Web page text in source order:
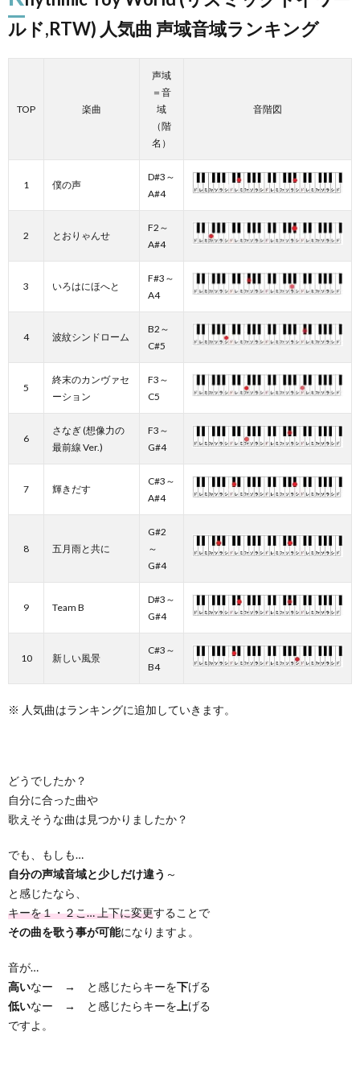
ルド,RTW) 人気曲 声域音域ランキング
TOP 楽曲
声域
＝音
域
（階
名）
音階図
1 僕の声
D#3～
A#4
2 とおりゃんせ
F2～
A#4
3 いろはにほへと
F#3～
A4
4 波紋シンドローム
B2～
C#5
5
終末のカンヴァセ
ーション
F3～
C5
6
さなぎ (想像力の
最前線 Ver.)
F3～
G#4
7 輝きだす
C#3～
A#4
8 五月雨と共に
G#2
～
G#4
9 Team B
D#3～
G#4
10 新しい風景
C#3～
B4
※ 人気曲はランキングに追加していきます。
どうでしたか？
自分に合った曲や
歌えそうな曲は見つかりましたか？
でも、もしも…
自分の声域音域と少しだけ違う ～
と感じたなら、
キーを１・２こ… 上下に変更することで
その曲を歌う事が可能になりますよ。
音が…
高いなー → と感じたらキーを下げる
低いなー → と感じたらキーを 上げる
ですよ。